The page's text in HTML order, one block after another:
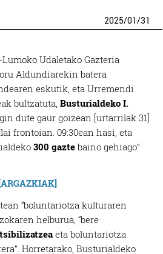
2025/01/31
Udaletako Gazteria
Aldundiarekin batera
eskutik, eta Urremendi
bultzatuta,Busturialdeko I.
dute gaur goizean [urtarrilak 31]
frontoian. 09:30ean hasi, eta
300 gazte baino gehiago”
“boluntariotza kulturaren
helburua, “bere
eta boluntariotza
Horretarako, Busturialdeko